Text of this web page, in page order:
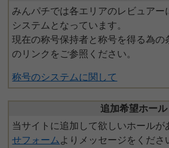
みんパチでは各エリアのレビュアー
システムとなっています。
現在の称号保持者と称号を得る為の
のリンクをご参照ください。
称号のシステムに関して
追加希望ホール
当サイトに追加して欲しいホールが
せフォーム よりメッセージをくださ